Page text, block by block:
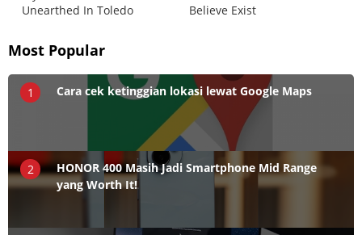
Most Popular
1 Cara cek ketinggian lokasi lewat Google Maps
2
HONOR 400 Masih Jadi Smartphone Mid Range
yang Worth It!